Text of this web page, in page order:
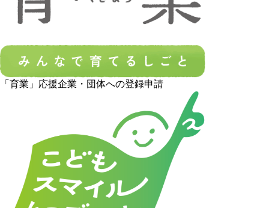
「育業」応援企業・団体への登録申請